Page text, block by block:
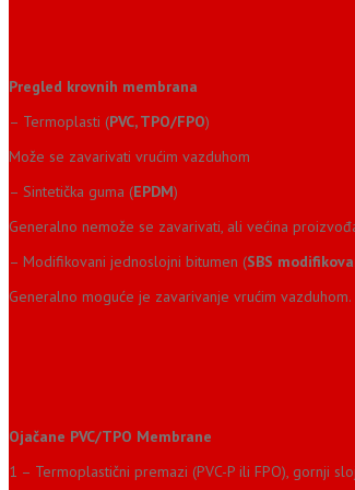
Pregled krovnih membrana
– Termoplasti (PVC, TPO/FPO)
Može se zavarivati vrućim vazduhom
– Sintetička guma (EPDM)
Generalno nemože se zavarivati, ali većina
– Modifikovani jednoslojni bitumen (SBS
Generalno moguće je zavarivanje vrućim vazduhom.
Ojačane PVC/TPO Membrane
1 – Termoplastični premazi (PVC-P ili FPO), gornji